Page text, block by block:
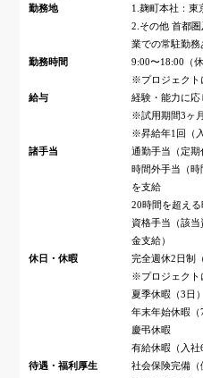
勤務地
1.麹町本社：東
2.その他 首都
業での常駐勤務
勤務時間
9:00〜18:00（
※プロジェクト
給与
経験・能力に応
※試用期間3ヶ
※昇給年1回（
諸手当
通勤手当（定期
時間外手当（
を支給
20時間を超える
資格手当（該
金支給）
休日・休暇
完全週休2日制
※プロジェクト
夏季休暇（3日）
年末年始休暇（
慶弔休暇
有給休暇（入社
待遇・福利厚生
社会保険完備（